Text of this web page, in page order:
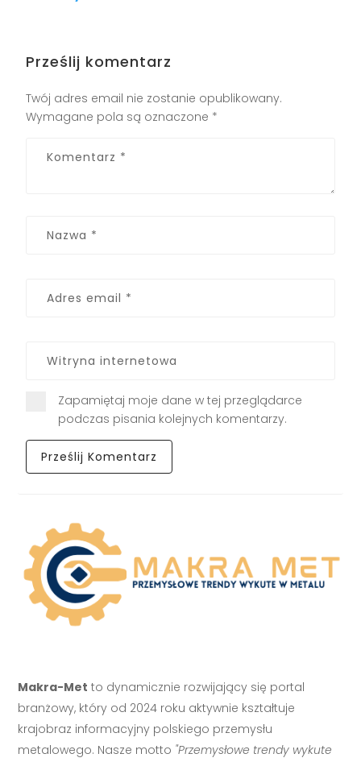
Prześlij komentarz
Twój adres email nie zostanie opublikowany.
Wymagane pola są oznaczone *
Zapamiętaj moje dane w tej przeglądarce
podczas pisania kolejnych komentarzy.
Makra-Met to dynamicznie rozwijający się portal
branżowy, który od 2024 roku aktywnie kształtuje
krajobraz informacyjny polskiego przemysłu
metalowego. Nasze motto "Przemysłowe trendy wykute